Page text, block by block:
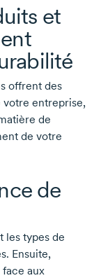
et
offrent des
votre entreprise,
de
de votre
de
les types de
Ensuite,
aux